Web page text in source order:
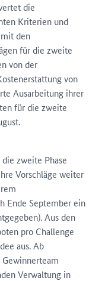
die
Kriterien und
den
für die zweite
von der
von
Ausarbeitung ihrer
für die zweite
zweite Phase
Vorschläge weiter
Ende September ein
Aus den
pro Challenge
aus. Ab
Verwaltung in